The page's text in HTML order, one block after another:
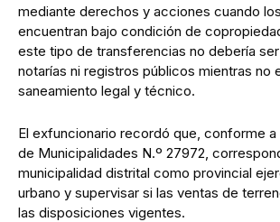
mediante derechos y acciones cuando
encuentran bajo condición de
este tipo de transferencias no debería
notarías ni registros públicos mientras no
saneamiento legal y técnico.
El exfuncionario recordó que, conforme a
de Municipalidades N.º 27972,
municipalidad distrital como provincial
urbano y supervisar si las ventas de
las disposiciones vigentes.